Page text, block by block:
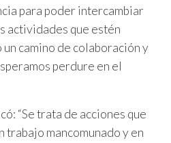
para poder intercambiar
actividades que estén
camino de colaboración y
perdure en el
“Se trata de acciones que
trabajo mancomunado y en